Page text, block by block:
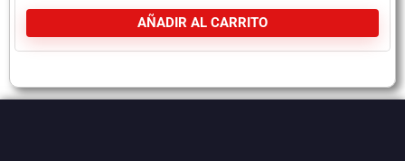
AÑADIR AL CARRITO